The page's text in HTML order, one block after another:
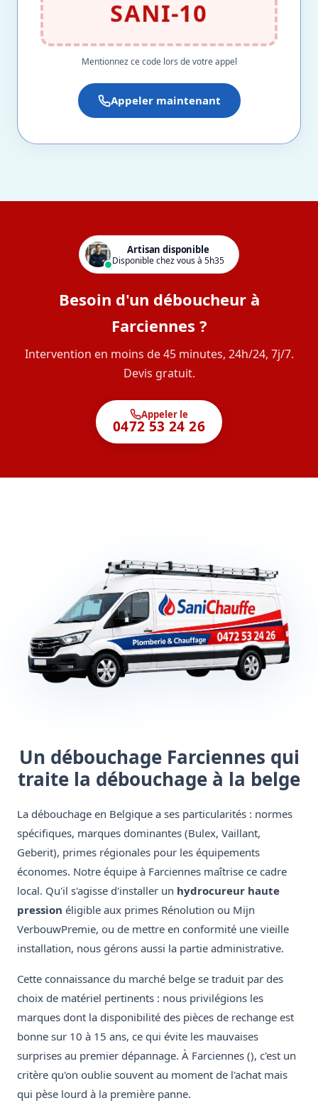
SANI-10
Mentionnez ce code lors de votre appel
Appeler maintenant
Artisan disponible
Disponible chez vous à 5h35
Besoin d'un déboucheur à
Farciennes ?
Intervention en moins de 45 minutes, 24h/24, 7j/7.
Devis gratuit.
Appeler le
0472 53 24 26
Un débouchage Farciennes qui
traite la débouchage à la belge
La débouchage en Belgique a ses particularités : normes
spécifiques, marques dominantes (Bulex, Vaillant,
Geberit), primes régionales pour les équipements
économes. Notre équipe à Farciennes maîtrise ce cadre
local. Qu'il s'agisse d'installer un hydrocureur haute
pression éligible aux primes Rénolution ou Mijn
VerbouwPremie, ou de mettre en conformité une vieille
installation, nous gérons aussi la partie administrative.
Cette connaissance du marché belge se traduit par des
choix de matériel pertinents : nous privilégions les
marques dont la disponibilité des pièces de rechange est
bonne sur 10 à 15 ans, ce qui évite les mauvaises
surprises au premier dépannage. À Farciennes (), c'est un
critère qu'on oublie souvent au moment de l'achat mais
qui pèse lourd à la première panne.